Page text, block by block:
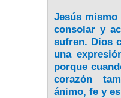
Jesús mismo
consolar y
sufren. Dios
una
porque
corazón
ánimo, fe y